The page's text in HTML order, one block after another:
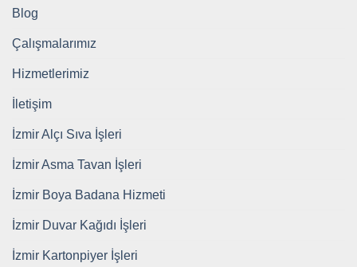
Blog
Çalışmalarımız
Hizmetlerimiz
İletişim
İzmir Alçı Sıva İşleri
İzmir Asma Tavan İşleri
İzmir Boya Badana Hizmeti
İzmir Duvar Kağıdı İşleri
İzmir Kartonpiyer İşleri